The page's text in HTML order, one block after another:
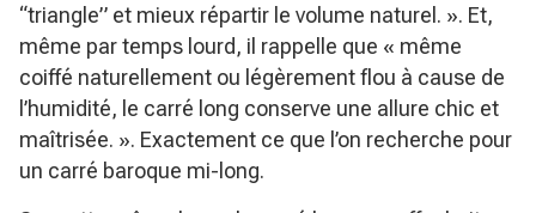
“triangle” et mieux répartir le volume naturel. ». Et,
même par temps lourd, il rappelle que « même
coiffé naturellement ou légèrement flou à cause de
l’humidité, le carré long conserve une allure chic et
maîtrisée. ». Exactement ce que l’on recherche pour
un carré baroque mi-long.